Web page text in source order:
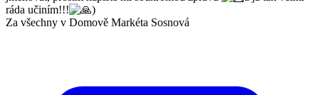
ráda učiním!!!
)
Za všechny v Domově Markéta Sosnová